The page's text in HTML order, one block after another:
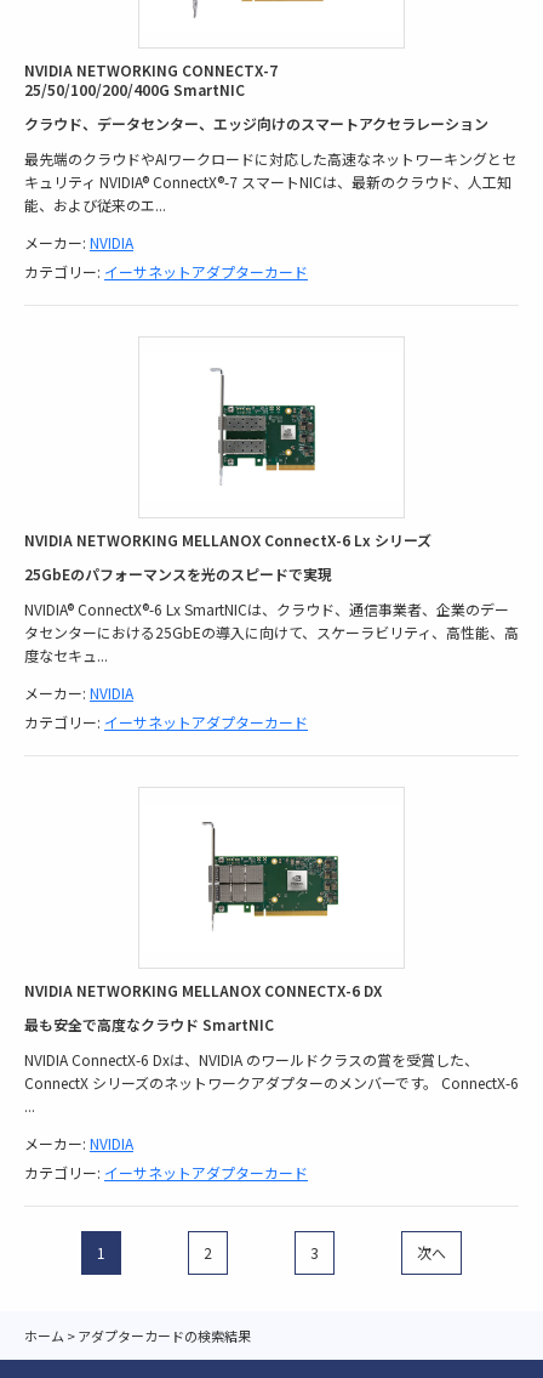
NVIDIA NETWORKING CONNECTX-7
25/50/100/200/400G SmartNIC
クラウド、データセンター、エッジ向けのスマートアクセラレーション
最先端のクラウドやAIワークロードに対応した高速なネットワーキングとセ
キュリティ NVIDIA® ConnectX®-7 スマートNICは、最新のクラウド、人工知
能、および従来のエ...
メーカー: NVIDIA
カテゴリー: イーサネットアダプターカード
NVIDIA NETWORKING MELLANOX ConnectX-6 Lx シリーズ
25GbEのパフォーマンスを光のスピードで実現
NVIDIA® ConnectX®-6 Lx SmartNICは、クラウド、通信事業者、企業のデー
タセンターにおける25GbEの導入に向けて、スケーラビリティ、高性能、高
度なセキュ ...
メーカー: NVIDIA
カテゴリー: イーサネットアダプターカード
NVIDIA NETWORKING MELLANOX CONNECTX-6 DX
最も安全で高度なクラウド SmartNIC
NVIDIA ConnectX-6 Dxは、NVIDIA のワールドクラスの賞を受賞した、
ConnectX シリーズのネットワークアダプターのメンバーです。 ConnectX-6
...
メーカー: NVIDIA
カテゴリー: イーサネットアダプターカード
1 2 3 次へ
ホーム >アダプターカードの検索結果